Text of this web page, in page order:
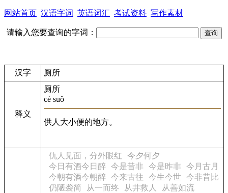
网站首页 汉语字词 英语词汇 考试资料 写作素材
请输入您要查询的字词：
汉字 厕所
释义
厕所
cè suǒ
供人大小便的地方。
仇人见面，分外眼红
今夕何夕
今日有酒今日醉
今是昔非 今是昨非
今月古月
今朝有酒今朝醉
今来古往 今生今世 今非昔比
仍陋袭简
从一而终 从井救人
从善如流